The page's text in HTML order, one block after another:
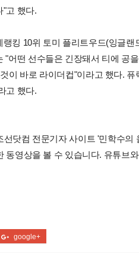
"고 했다.
킹 10위 토미 플리트우드(잉글
"어떤 선수들은 긴장돼서 티에 공
이 바로 라이더컵"이라고 했다.
고 했다.
선닷컴 전문기자 사이트 '민학수의
동영상을 볼 수 있습니다. 유튜브
google+